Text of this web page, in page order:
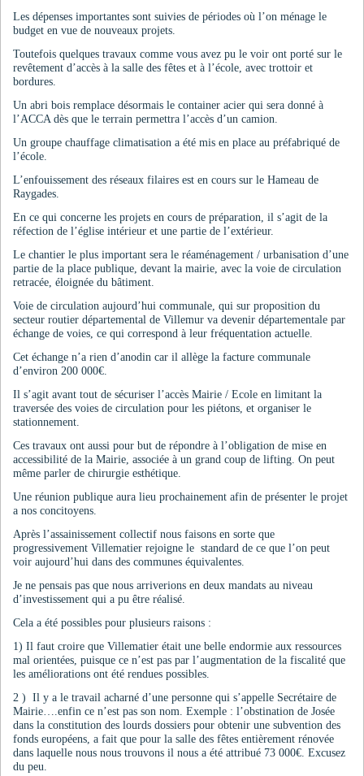
Les dépenses importantes sont suivies de périodes où l’on ménage le
budget en vue de nouveaux projets.
Toutefois quelques travaux comme vous avez pu le voir ont porté sur le
revêtement d’accès à la salle des fêtes et à l’école, avec trottoir et
bordures.
Un abri bois remplace désormais le container acier qui sera donné à
l’ACCA dès que le terrain permettra l’accès d’un camion.
Un groupe chauffage climatisation a été mis en place au préfabriqué de
l’école.
L’enfouissement des réseaux filaires est en cours sur le Hameau de
Raygades.
En ce qui concerne les projets en cours de préparation, il s’agit de la
réfection de l’église intérieur et une partie de l’extérieur.
Le chantier le plus important sera le réaménagement / urbanisation d’une
partie de la place publique, devant la mairie, avec la voie de circulation
retracée, éloignée du bâtiment.
Voie de circulation aujourd’hui communale, qui sur proposition du
secteur routier départemental de Villemur va devenir départementale par
échange de voies, ce qui correspond à leur fréquentation actuelle.
Cet échange n’a rien d’anodin car il allège la facture communale
d’environ 200 000€.
Il s’agit avant tout de sécuriser l’accès Mairie / Ecole en limitant la
traversée des voies de circulation pour les piétons, et organiser le
stationnement.
Ces travaux ont aussi pour but de répondre à l’obligation de mise en
accessibilité de la Mairie, associée à un grand coup de lifting. On peut
même parler de chirurgie esthétique.
Une réunion publique aura lieu prochainement afin de présenter le projet
a nos concitoyens.
Après l’assainissement collectif nous faisons en sorte que
progressivement Villematier rejoigne le standard de ce que l’on peut
voir aujourd’hui dans des communes équivalentes.
Je ne pensais pas que nous arriverions en deux mandats au niveau
d’investissement qui a pu être réalisé.
Cela a été possibles pour plusieurs raisons :
1) Il faut croire que Villematier était une belle endormie aux ressources
mal orientées, puisque ce n’est pas par l’augmentation de la fiscalité que
les améliorations ont été rendues possibles.
2 ) Il y a le travail acharné d’une personne qui s’appelle Secrétaire de
Mairie….enfin ce n’est pas son nom. Exemple : l’obstination de Josée
dans la constitution des lourds dossiers pour obtenir une subvention des
fonds européens, a fait que pour la salle des fêtes entièrement rénovée
dans laquelle nous nous trouvons il nous a été attribué 73 000€. Excusez
du peu.